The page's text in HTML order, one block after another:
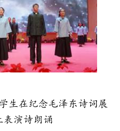
生在纪念毛泽东诗词展
表演诗朗诵